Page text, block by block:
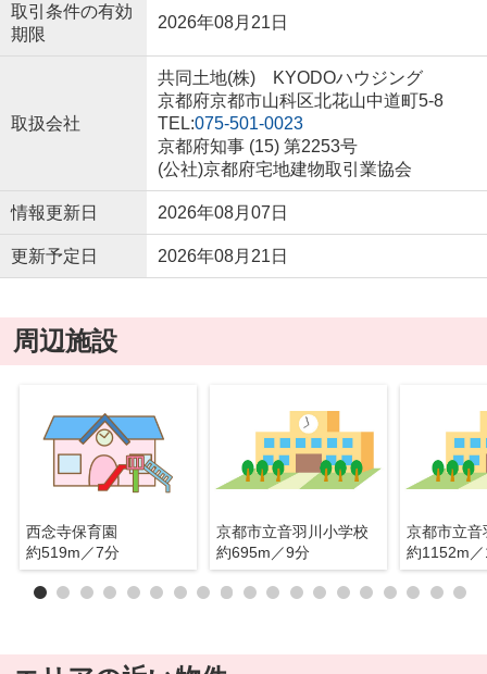
取引条件の有効
期限
2026年08月21日
取扱会社
共同土地(株) KYODOハウジング
京都府京都市山科区北花山中道町5-8
TEL:075-501-0023
京都府知事 (15) 第2253号
(公社)京都府宅地建物取引業協会
情報更新日 2026年08月07日
更新予定日 2026年08月21日
周辺施設
西念寺保育園
約519m／7分
京都市立音羽川小学校
約695m／9分
京都市立音
約1152m